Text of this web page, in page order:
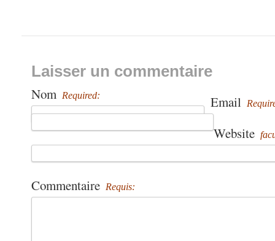
Laisser un commentaire
Nom Required: Email
Website
Commentaire Requis: